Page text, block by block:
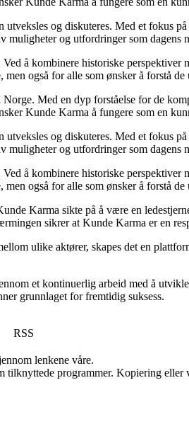
og diskuteres. Med et fokus
muligheter og utfordringer som dagens
å kombinere historiske perspektiver
også for alle som ønsker å forstå
Med en dyp forståelse for de
Kunde Karma å fungere som en
og diskuteres. Med et fokus
muligheter og utfordringer som dagens
å kombinere historiske perspektiver
også for alle som ønsker å forstå
Karma sikte på å være en
sikrer at Kunde Karma er en
ulike aktører, skapes det en
et kontinuerlig arbeid med å
grunnlaget for fremtidig suksess.
RSS
lenkene våre.
programmer. Kopiering eller